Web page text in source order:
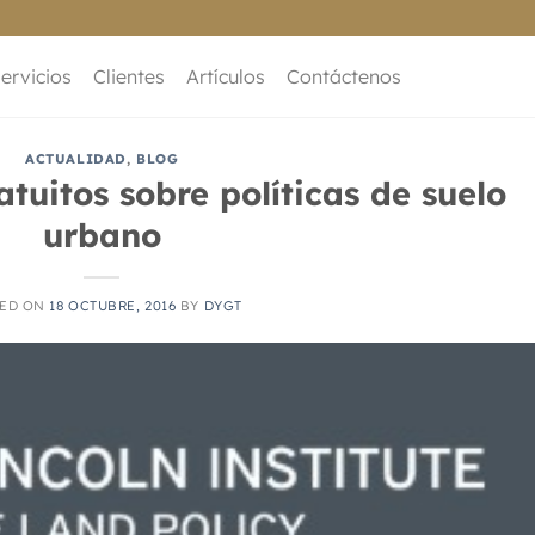
Clientes Artículos Contáctenos
ACTUALIDAD, BLOG
sobre políticas de suelo
urbano
ON 18 OCTUBRE, 2016 BY DYGT